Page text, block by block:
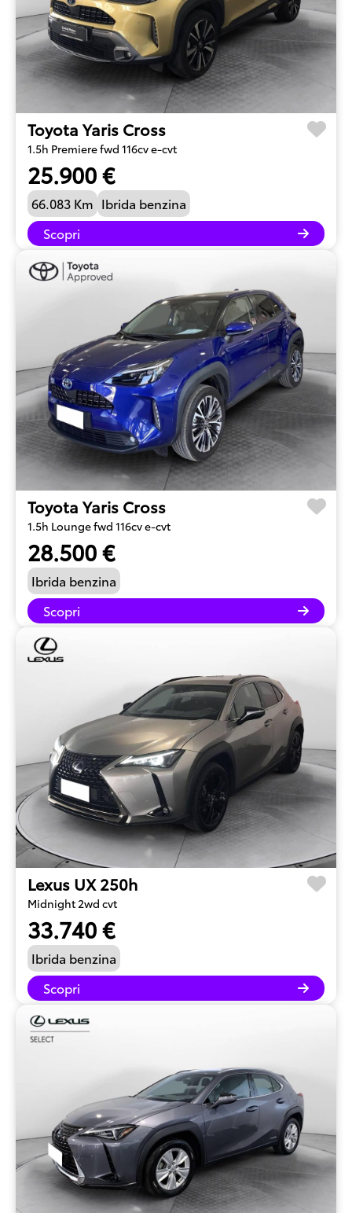
Toyota Yaris Cross
1.5h Premiere fwd 116cv e-cvt
25.900 €
66.083 Km Ibrida benzina
Scopri
Toyota Yaris Cross
1.5h Lounge fwd 116cv e-cvt
28.500 €
Ibrida benzina
Scopri
Lexus UX 250h
Midnight 2wd cvt
33.740 €
Ibrida benzina
Scopri